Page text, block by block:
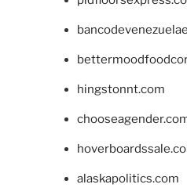
hingstonnt.com
alaskapolitics.com